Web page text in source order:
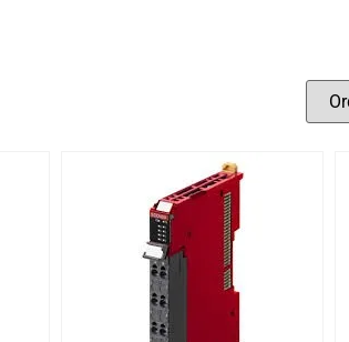
(9)